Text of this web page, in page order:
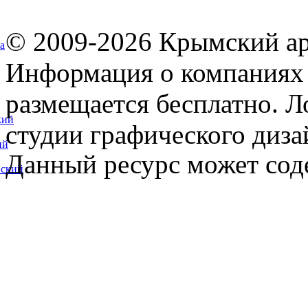
© 2009-2026 Крымский
Информация о компаниях
размещается бесплатно.
студии графического
Данный ресурс может